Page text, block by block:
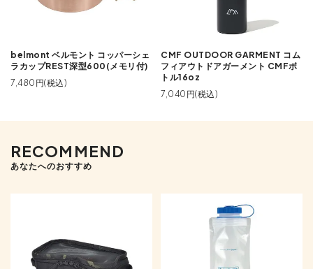
belmont ベルモント コッパーシェ
ラカップREST深型600(メモリ付)
7,480円(税込)
CMF OUTDOOR GARMENT コム
フィアウトドアガーメント CMFボ
トル16oz
7,040円(税込)
RECOMMEND
あなたへのおすすめ